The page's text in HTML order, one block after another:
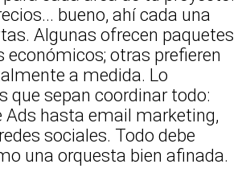
bueno, ahí cada una
Algunas ofrecen paquetes
económicos; otras prefieren
a medida. Lo
que sepan coordinar todo:
Ads hasta email marketing,
sociales. Todo debe
una orquesta bien afinada.